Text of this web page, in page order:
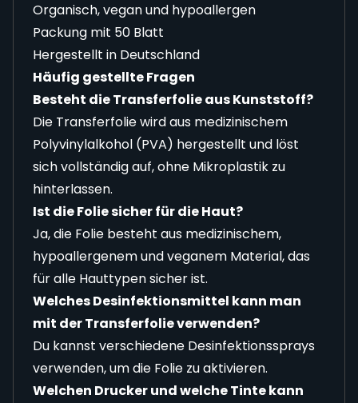
Organisch, vegan und hypoallergen
Packung mit 50 Blatt
Hergestellt in Deutschland
Häufig gestellte Fragen
Besteht die Transferfolie aus Kunststoff?
Die Transferfolie wird aus medizinischem
Polyvinylalkohol (PVA) hergestellt und löst
sich vollständig auf, ohne Mikroplastik zu
hinterlassen.
Ist die Folie sicher für die Haut?
Ja, die Folie besteht aus medizinischem,
hypoallergenem und veganem Material, das
für alle Hauttypen sicher ist.
Welches Desinfektionsmittel kann man
mit der Transferfolie verwenden?
Du kannst verschiedene Desinfektionssprays
verwenden, um die Folie zu aktivieren.
Welchen Drucker und welche Tinte kann